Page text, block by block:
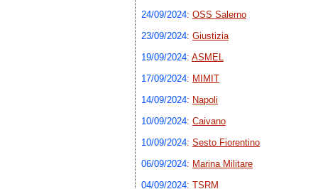
24/09/2024: OSS Salerno
23/09/2024: Giustizia
19/09/2024: ASMEL
17/09/2024: MIMIT
14/09/2024: Napoli
10/09/2024: Caivano
10/09/2024: Sesto Fiorentino
06/09/2024: Marina Militare
04/09/2024: TSRM